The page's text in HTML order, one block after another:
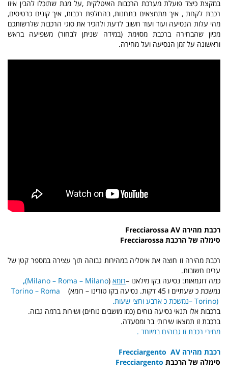
במקצת כיצד פועלת מערכת הרכבות האיטלקית ,על מנת שתוכלו להבין איזו
רכבת לקחת , איך מתמצאים בתחנות, בהחלפת רכבות, איך קונים כרטיסים,
מהי עלות הנסיעה ועוד ועוד חשוב לדעת ולהכיר את סוגי הרכבות שלרשותכם
מכיון שהבחירה ברכבת מסוימת (במידה שניתן לבחור) משפיעה בראש
וראשונה על זמן הנסיעה ועל מחירה.
רכבת מהירה AV
Frecciarossa
סימלה של הרכבת Frecciarossa
רכבת מהירה זו חוצה את איטליה במהירות גבוהה תוך עצירה במספר קטן של
ערים חשובות.
כמה דוגמאות: נסיעה בקו מילאנו –רומא (
Milano – Roma – Milano
)
,
נמשכת כ שעתיים ו 45 דקות
. נסיעה בקו טורינו – רומא(
Torino – Roma
– Torino)נמשכת כ ארבע וחצי שעות.
ברכבות אלו תנאי נסיעה נוחים (כמו מושבים נוחים) ושירות ברמה גבוה.
ברכבת זו תמצאו שירותי בר ומסעדה.
מחירי רכבת זו גבוהים במיוחד .
רכבת מהירה AV
Frecciargento
סימלה של הרכבת Frecciargento